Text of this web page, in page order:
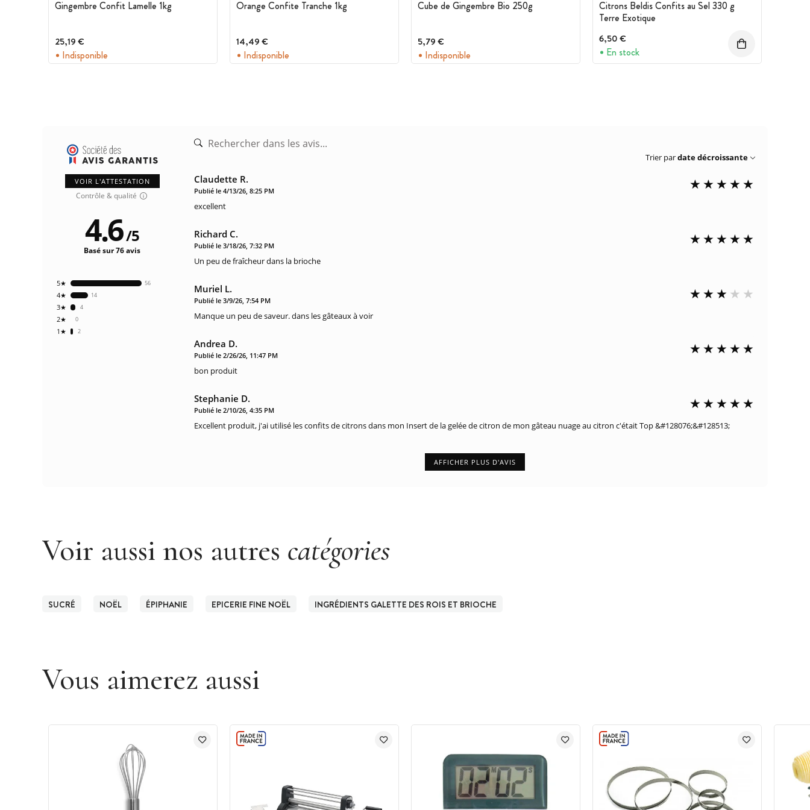
Gingembre Confit Lamelle 1kg
25,19 €
Indisponible
Orange Confite Tranche 1kg
14,49 €
Indisponible
Cube de Gingembre Bio 250g
5,79 €
Indisponible
Citrons Beldis Confits au Sel 330 g
Terre Exotique
6,50 €
En stock
VOIR L'ATTESTATION
Contrôle & qualité
2
1★
0
2★
4
3★
14
4★
56
5★
4.6/5
Basé sur 76 avis
Trier pardate décroissante
Claudette R.
Publié le 4/13/26, 8:25 PM
excellent
Richard C.
Publié le 3/18/26, 7:32 PM
Un peu de fraîcheur dans la brioche
Muriel L.
Publié le 3/9/26, 7:54 PM
Manque un peu de saveur. dans les gâteaux à voir
Andrea D.
Publié le 2/26/26, 11:47 PM
bon produit
Stephanie D.
Publié le 2/10/26, 4:35 PM
Excellent produit, j'ai utilisé les confits de citrons dans mon Insert de la gelée de citron de mon gâteau nuage au citron c'était Top &#128076;&#128513;
AFFICHER PLUS D'AVIS
Voir aussi nos autres catégories
SUCRÉ NOËL ÉPIPHANIE EPICERIE FINE NOËL INGRÉDIENTS GALETTE DES ROIS ET BRIOCHE
Vous aimerez aussi